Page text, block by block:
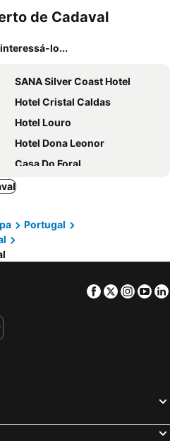
de Cadaval
lo...
SANA Silver Coast Hotel
Hotel Cristal Caldas
Hotel Louro
Hotel Dona Leonor
Casa Do Foral
Marazul
Casa de Campo Sao Rafael
Portugal
Facebook
Twitter